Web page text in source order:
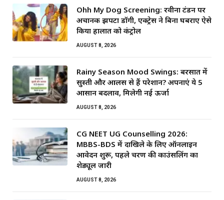
Ohh My Dog Screening: रवीना टंडन पर
अचानक झपटा डॉगी, एक्ट्रेस ने बिना घबराए ऐसे
किया हालात को कंट्रोल
AUGUST 8, 2026
Rainy Season Mood Swings: बरसात में
सुस्ती और आलस से हैं परेशान? अपनाएं ये 5
आसान बदलाव, मिलेगी नई ऊर्जा
AUGUST 8, 2026
CG NEET UG Counselling 2026:
MBBS-BDS में दाखिले के लिए ऑनलाइन
आवेदन शुरू, पहले चरण की काउंसलिंग का
शेड्यूल जारी
AUGUST 8, 2026